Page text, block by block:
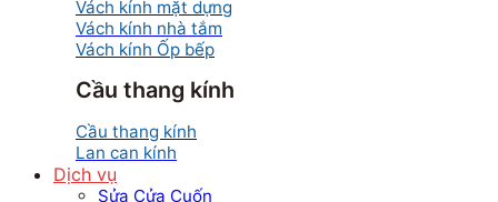
Vách kính mặt dựng
Vách kính nhà tắm
Vách kính Ốp bếp
Cầu thang kính
Cầu thang kính
Lan can kính
Dịch vụ
Sửa Cửa Cuốn